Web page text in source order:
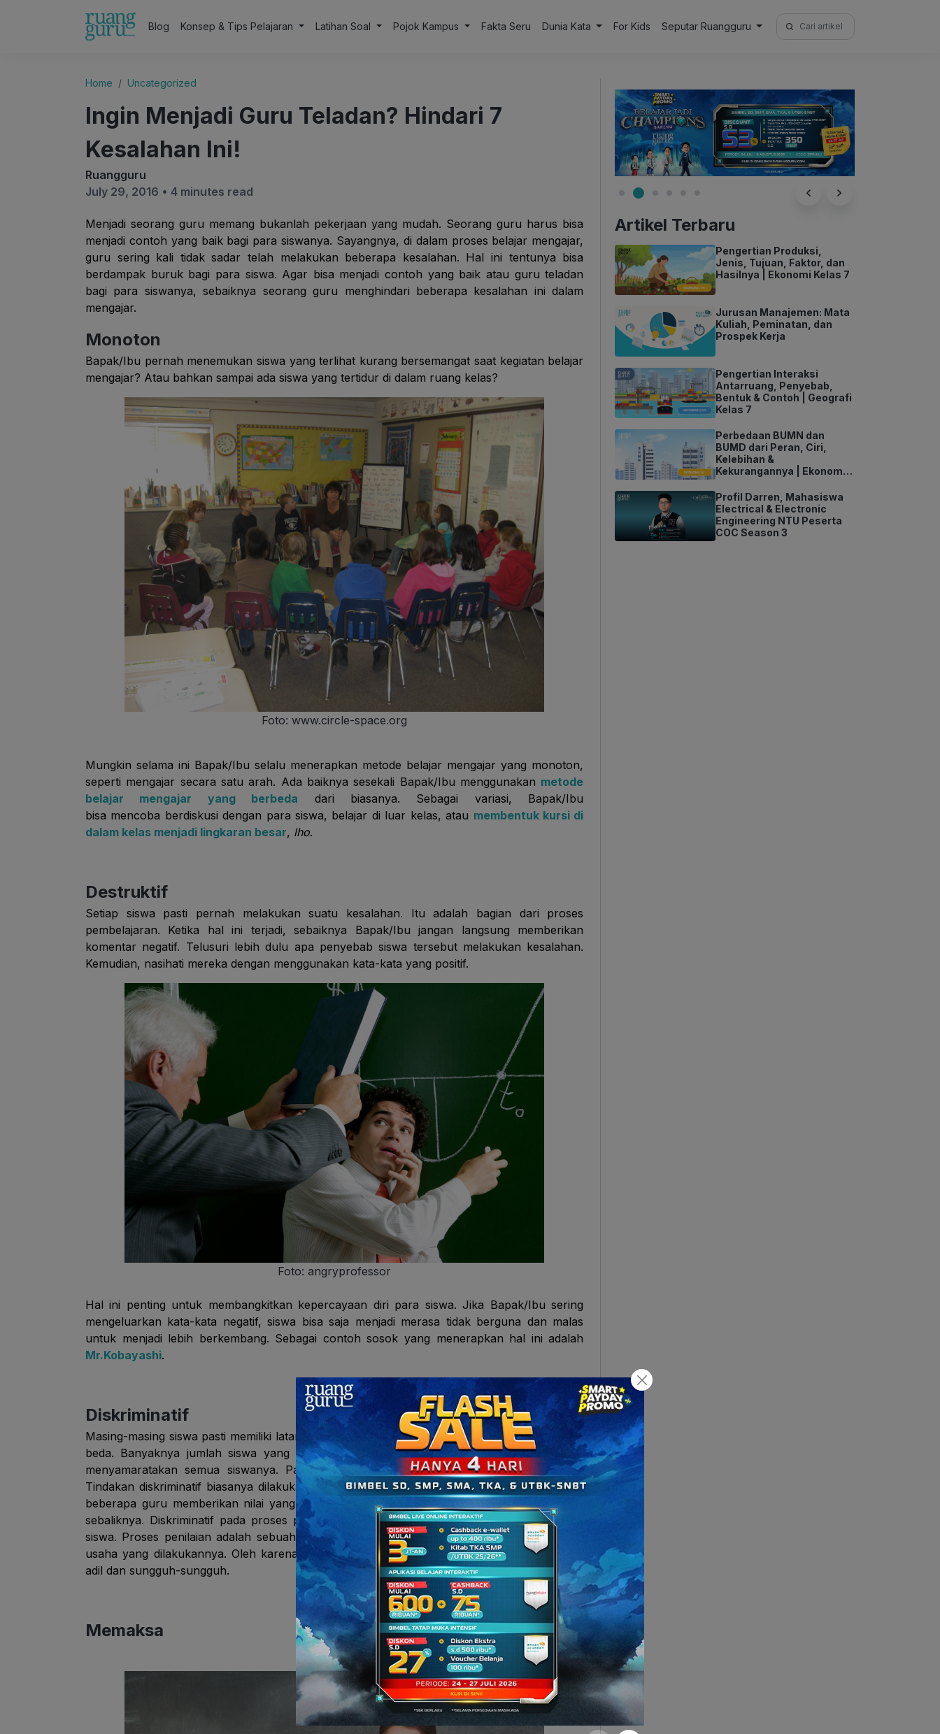
Blog Konsep & Tips Pelajaran Latihan Soal Pojok Kampus Fakta Seru Dunia Kata For Kids Seputar Ruangguru
Search
for:
Home Uncategorized
Ingin Menjadi Guru Teladan? Hindari 7
Kesalahan Ini!
Ruangguru
July 29, 2016 • 4 minutes read
Menjadi seorang guru memang bukanlah pekerjaan yang mudah. Seorang guru harus bisa
menjadi contoh yang baik bagi para siswanya. Sayangnya, di dalam proses belajar mengajar,
guru sering kali tidak sadar telah melakukan beberapa kesalahan. Hal ini tentunya bisa
berdampak buruk bagi para siswa. Agar bisa menjadi contoh yang baik atau guru teladan
bagi para siswanya, sebaiknya seorang guru menghindari beberapa kesalahan ini dalam
mengajar.
Monoton
Bapak/Ibu pernah menemukan siswa yang terlihat kurang bersemangat saat kegiatan belajar
mengajar? Atau bahkan sampai ada siswa yang tertidur di dalam ruang kelas?
Foto: www.circle-space.org
Mungkin selama ini Bapak/Ibu selalu menerapkan metode belajar mengajar yang monoton,
seperti mengajar secara satu arah. Ada baiknya sesekali Bapak/Ibu menggunakan metode
belajar mengajar yang berbeda dari biasanya. Sebagai variasi, Bapak/Ibu
bisa mencoba berdiskusi dengan para siswa, belajar di luar kelas, atau membentuk kursi di
dalam kelas menjadi lingkaran besar, lho.
Destruktif
Setiap siswa pasti pernah melakukan suatu kesalahan. Itu adalah bagian dari proses
pembelajaran. Ketika hal ini terjadi, sebaiknya Bapak/Ibu jangan langsung memberikan
komentar negatif. Telusuri lebih dulu apa penyebab siswa tersebut melakukan kesalahan.
Kemudian, nasihati mereka dengan menggunakan kata-kata yang positif.
Foto: angryprofessor
Hal ini penting untuk membangkitkan kepercayaan diri para siswa. Jika Bapak/Ibu sering
mengeluarkan kata-kata negatif, siswa bisa saja menjadi merasa tidak berguna dan malas
untuk menjadi lebih berkembang. Sebagai contoh sosok yang menerapkan hal ini adalah
Mr.Kobayashi.
Diskriminatif
Masing-masing siswa pasti memiliki latar belakang, kemampuan, dan karakter yang berbeda-
beda. Banyaknya jumlah siswa yang diajar oleh seorang guru, membuat guru seringkali
menyamaratakan semua siswanya. Padahal, tindakan tersebut bisa dibilang kurang adil.
Tindakan diskriminatif biasanya dilakukan para guru pada saat proses penilaian. Tak jarang
beberapa guru memberikan nilai yang lebih tinggi keapada siswa yang disukai, begitu juga
sebaliknya. Diskriminatif pada proses penilaian bisa saja menghambat perkembangan para
siswa. Proses penilaian adalah sebuah upaya untuk menghargai para siswa sesuai dengan
usaha yang dilakukannya. Oleh karena itu, proses penilaian ini sebaiknya dilakukan secara
adil dan sungguh-sungguh.
Memaksa
Artikel Terbaru
Pengertian Produksi,
Jenis, Tujuan, Faktor, dan
Hasilnya | Ekonomi Kelas 7
Jurusan Manajemen: Mata
Kuliah, Peminatan, dan
Prospek Kerja
Pengertian Interaksi
Antarruang, Penyebab,
Bentuk & Contoh | Geografi
Kelas 7
Perbedaan BUMN dan
BUMD dari Peran, Ciri,
Kelebihan &
Kekurangannya | Ekonomi
Profil Darren, Mahasiswa
Electrical & Electronic
Engineering NTU Peserta
COC Season 3